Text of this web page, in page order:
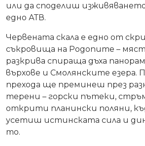
или да споделиш изживяването
едно АТВ.
Червената скала е едно от
съкровища на Родопите –
разкрива спираща дъха
върхове и Смолянските езера.
прехода ще преминеш през
терени – горски пътеки,
открити планински поляни,
усетиш истинската сила и
то.